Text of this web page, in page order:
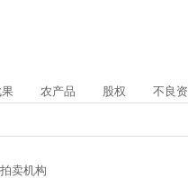
农产品 股权 不良
拍卖机构